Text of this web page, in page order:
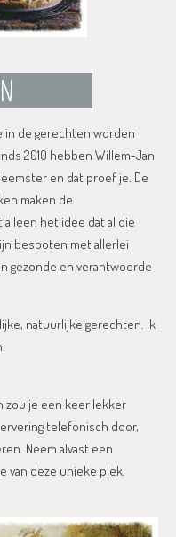
in de gerechten worden
2010 hebben Willem-Jan
en dat proef je. De
maken de
het idee dat al die
bespoten met allerlei
gezonde en verantwoorde
natuurlijke gerechten. Ik
zou je een keer lekker
telefonisch door,
Neem alvast een
van deze unieke plek.